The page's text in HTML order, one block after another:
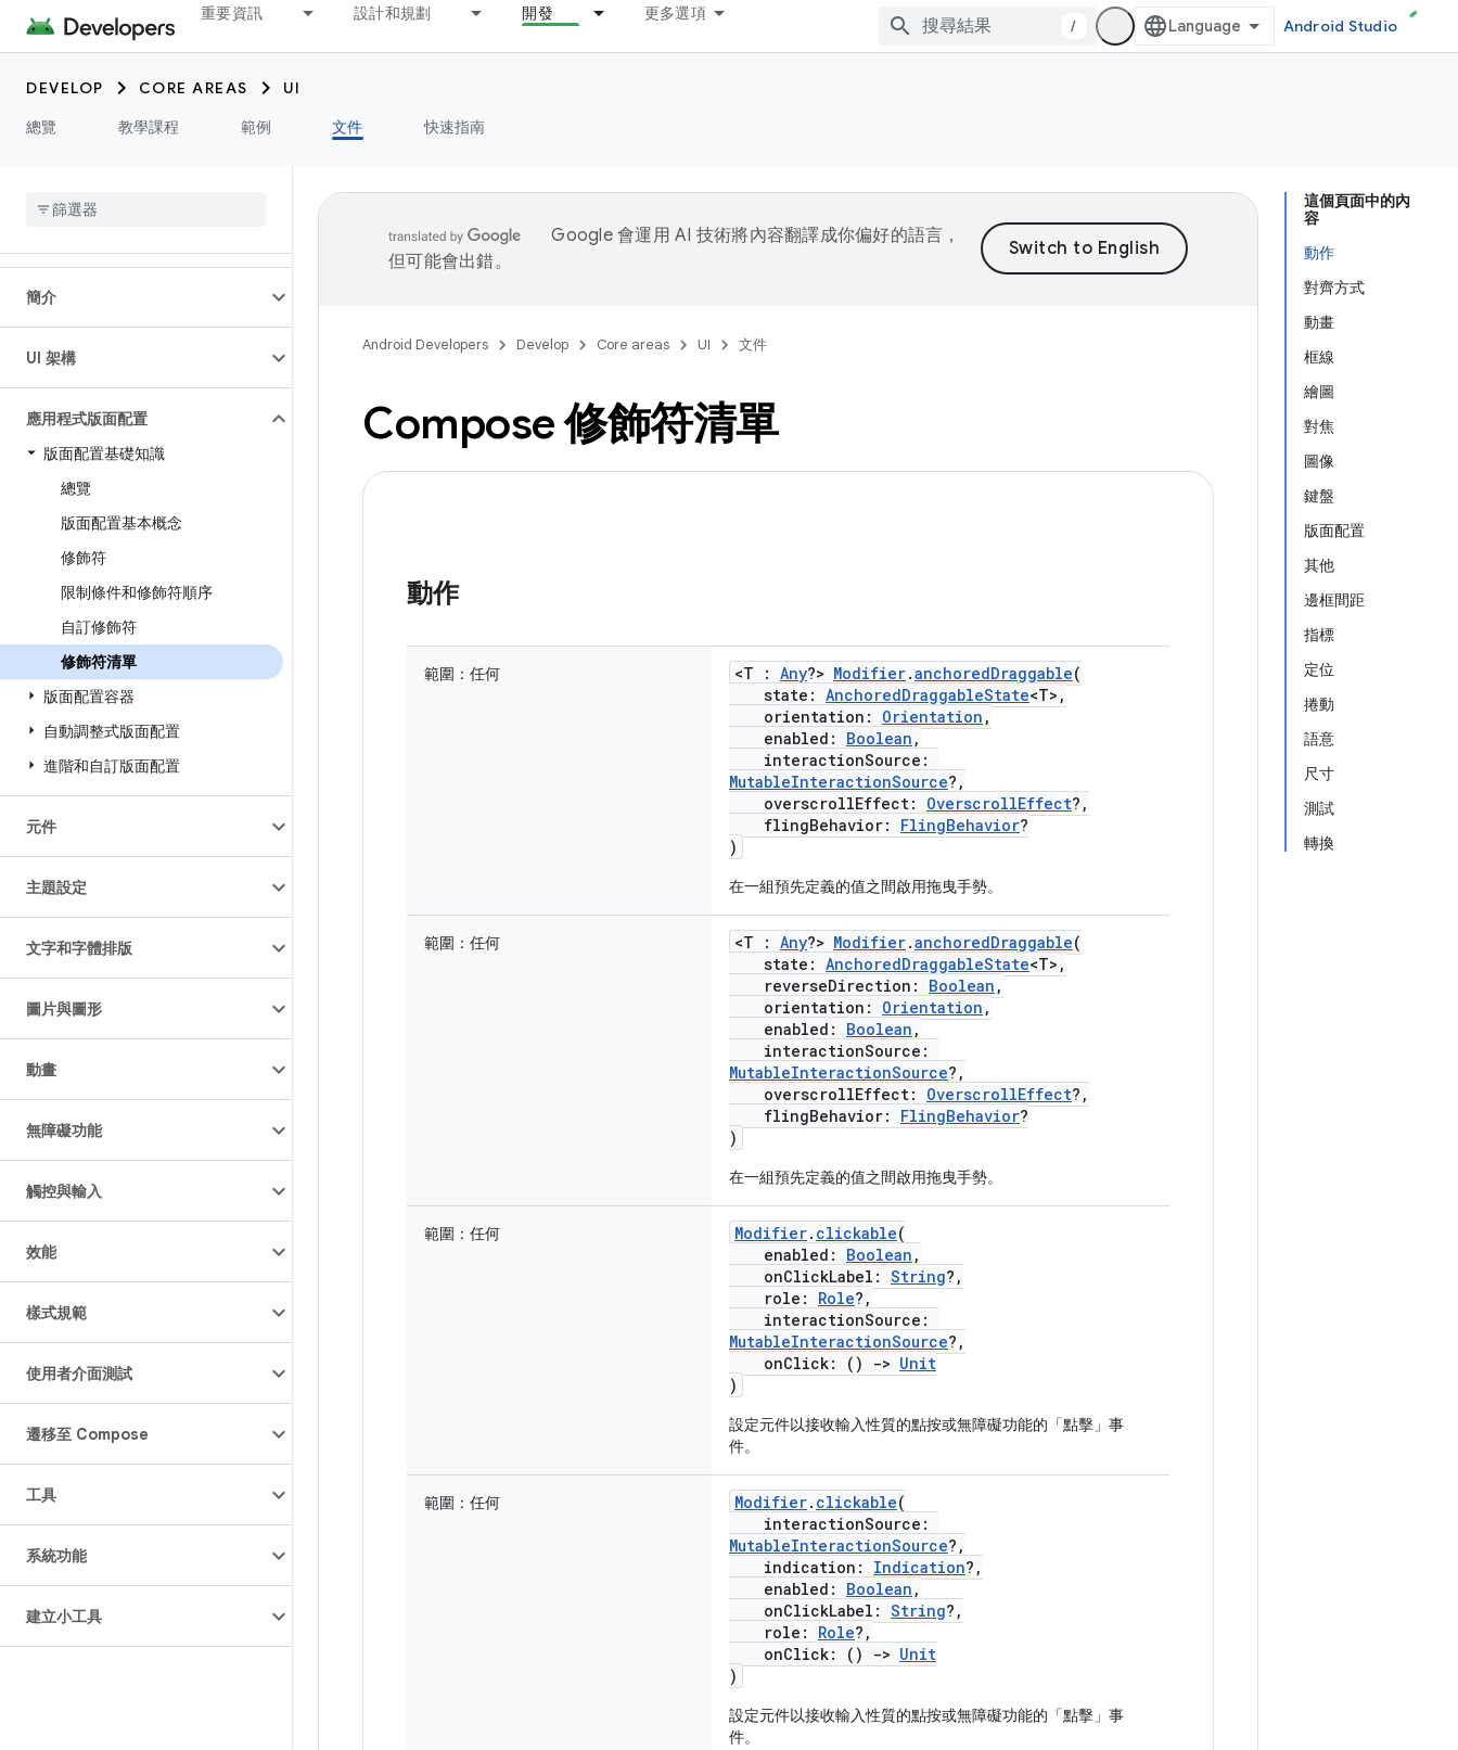
重要資訊 設計和規劃 開發 更多選項
/ Android Studio
DEVELOP CORE AREAS
UI
總覽
教學課程 範例 文件 快速指南
簡介
UI 架構
應用程式版面配置
版面配置基礎知識
總覽
版面配置基本概念
修飾符
限制條件和修飾符順序
自訂修飾符
修飾符清單
版面配置容器
自動調整式版面配置
進階和自訂版面配置
元件
主題設定
文字和字體排版
圖片與圖形
動畫
無障礙功能
觸控與輸入
效能
樣式規範
使用者介面測試
遷移至 Compose
工具
系統功能
建立小工具
這個頁面中的內
容
動作
對齊方式
動畫
框線
繪圖
對焦
圖像
鍵盤
版面配置
其他
邊框間距
指標
定位
捲動
語意
尺寸
測試
轉換
Google 會運用 AI 技術將內容翻譯成你偏好的語言，
但可能會出錯。
Android Developers Develop Core areas UI 文件
Compose 修飾符清單
動作
範圍： 任何 <T : Any?> Modifier.anchoredDraggable(
state: AnchoredDraggableState<T>,
orientation: Orientation ,
enabled: Boolean ,
interactionSource:
MutableInteractionSource?,
overscrollEffect: OverscrollEffect?,
flingBehavior: FlingBehavior?
)
在一組預先定義的值之間啟用拖曳手勢。
範圍： 任何 <T : Any?> Modifier.anchoredDraggable(
state: AnchoredDraggableState<T>,
reverseDirection: Boolean ,
orientation: Orientation ,
enabled: Boolean ,
interactionSource:
MutableInteractionSource?,
overscrollEffect: OverscrollEffect?,
flingBehavior: FlingBehavior?
)
在一組預先定義的值之間啟用拖曳手勢。
範圍： 任何 Modifier. clickable(
enabled: Boolean ,
onClickLabel: String?,
role: Role?,
interactionSource:
MutableInteractionSource?,
onClick: ()
-> Unit
)
設定元件以接收輸入性質的點按或無障礙功能的「點擊」事
件。
範圍： 任何 Modifier. clickable(
interactionSource:
MutableInteractionSource?,
indication: Indication?,
enabled: Boolean ,
onClickLabel: String?,
role: Role?,
onClick: ()
-> Unit
)
設定元件以接收輸入性質的點按或無障礙功能的「點擊」事
件。